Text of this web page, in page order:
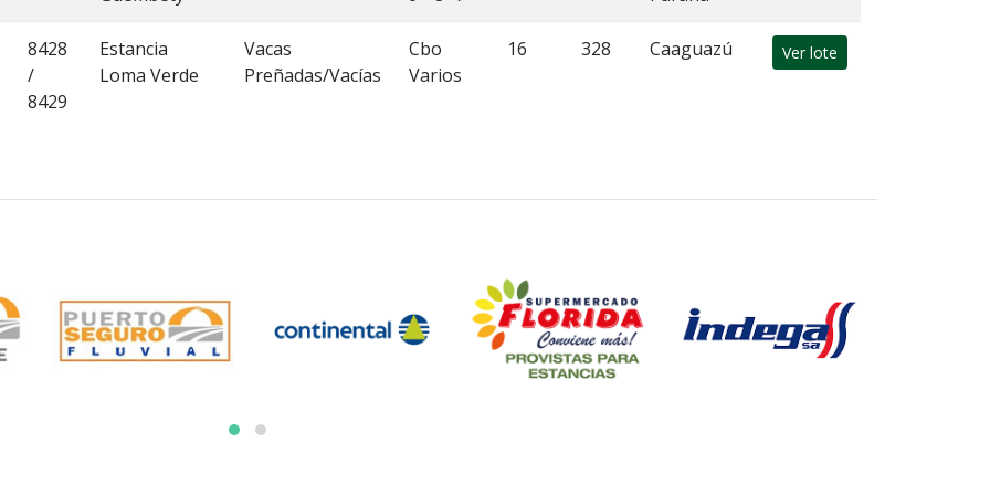
8428
/
8429
Estancia
Loma Verde
Vacas
Preñadas/Vacías
Cbo
Varios
16 328 Caaguazú Ver lote